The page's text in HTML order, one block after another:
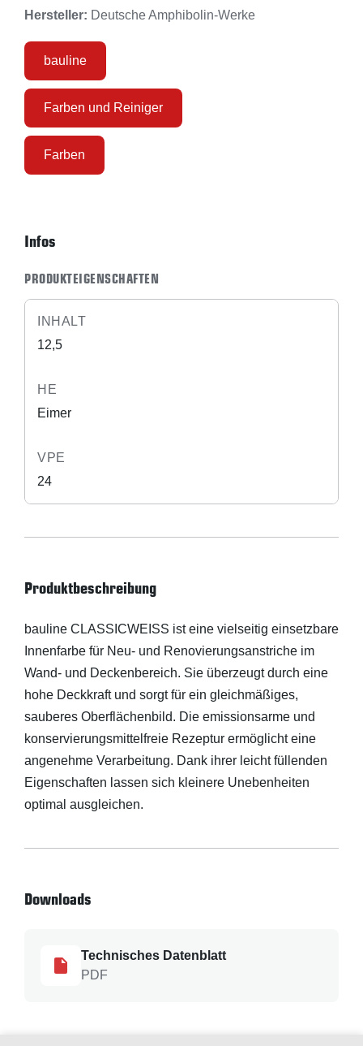
Hersteller: Deutsche Amphibolin-Werke
bauline
Farben und Reiniger
Farben
Infos
PRODUKTEIGENSCHAFTEN
INHALT
12,5
HE
Eimer
VPE
24
Produktbeschreibung
bauline CLASSICWEISS ist eine vielseitig einsetzbare
Innenfarbe für Neu- und Renovierungsanstriche im
Wand- und Deckenbereich. Sie überzeugt durch eine
hohe Deckkraft und sorgt für ein gleichmäßiges,
sauberes Oberflächenbild. Die emissionsarme und
konservierungsmittelfreie Rezeptur ermöglicht eine
angenehme Verarbeitung. Dank ihrer leicht füllenden
Eigenschaften lassen sich kleinere Unebenheiten
optimal ausgleichen.
Downloads
Technisches Datenblatt
PDF